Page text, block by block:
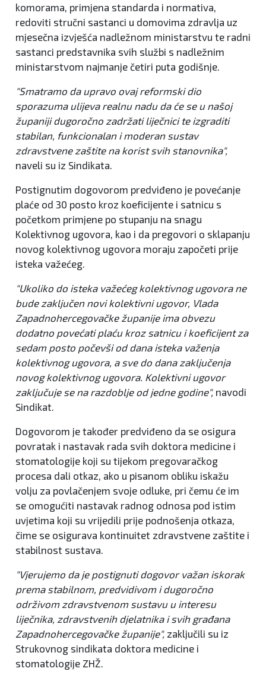
komorama, primjena standarda i normativa,
redoviti stručni sastanci u domovima zdravlja uz
mjesečna izvješća nadležnom ministarstvu te radni
sastanci predstavnika svih službi s nadležnim
ministarstvom najmanje četiri puta godišnje.
"Smatramo da upravo ovaj reformski dio
sporazuma ulijeva realnu nadu da će se u našoj
županiji dugoročno zadržati liječnici te izgraditi
stabilan, funkcionalan i moderan sustav
zdravstvene zaštite na korist svih stanovnika",
naveli su iz Sindikata.
Postignutim dogovorom predviđeno je povećanje
plaće od 30 posto kroz koeficijente i satnicu s
početkom primjene po stupanju na snagu
Kolektivnog ugovora, kao i da pregovori o sklapanju
novog kolektivnog ugovora moraju započeti prije
isteka važećeg.
"Ukoliko do isteka važećeg kolektivnog ugovora ne
bude zaključen novi kolektivni ugovor, Vlada
Zapadnohercegovačke županije ima obvezu
dodatno povećati plaću kroz satnicu i koeficijent za
sedam posto počevši od dana isteka važenja
kolektivnog ugovora, a sve do dana zaključenja
novog kolektivnog ugovora. Kolektivni ugovor
zaključuje se na razdoblje od jedne godine", navodi
Sindikat.
Dogovorom je također predviđeno da se osigura
povratak i nastavak rada svih doktora medicine i
stomatologije koji su tijekom pregovaračkog
procesa dali otkaz, ako u pisanom obliku iskažu
volju za povlačenjem svoje odluke, pri čemu će im
se omogućiti nastavak radnog odnosa pod istim
uvjetima koji su vrijedili prije podnošenja otkaza,
čime se osigurava kontinuitet zdravstvene zaštite i
stabilnost sustava.
"Vjerujemo da je postignuti dogovor važan iskorak
prema stabilnom, predvidivom i dugoročno
održivom zdravstvenom sustavu u interesu
liječnika, zdravstvenih djelatnika i svih građana
Zapadnohercegovačke županije", zaključili su iz
Strukovnog sindikata doktora medicine i
stomatologije ZHŽ.